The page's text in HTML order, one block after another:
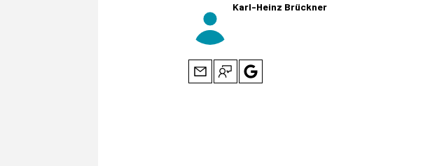
Karl-Heinz Brückner